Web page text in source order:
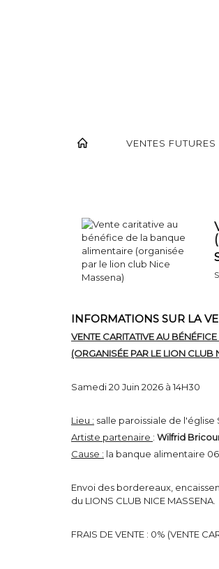
VENTES FUTURES
INFORMATIONS SUR LA
VENTE CARITATIVE AU
(ORGANISÉE PAR LE LION CLUB
Samedi 20 Juin 2026 à 14H30
Lieu : salle paroissiale de l'église
Artiste partenaire : Wilfrid
Cause : la banque alimentaire
Envoi des bordereaux,
du LIONS CLUB NICE MASSENA.
FRAIS DE VENTE : 0% (VENTE